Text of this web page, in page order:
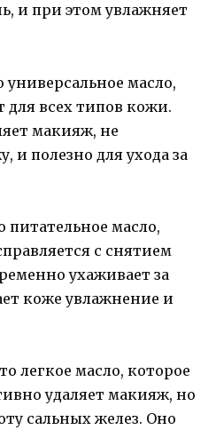
и при этом увлажняет
универсальное масло,
для всех типов кожи.
макияж, не
и полезно для ухода за
питательное масло,
с снятием
ухаживает за
коже увлажнение и
легкое масло, которое
удаляет макияж, но
сальных желез. Оно